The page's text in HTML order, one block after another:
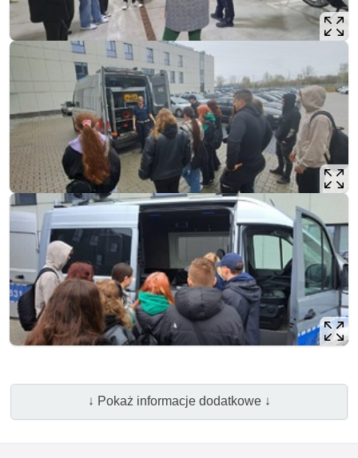
↓ Pokaż informacje dodatkowe ↓